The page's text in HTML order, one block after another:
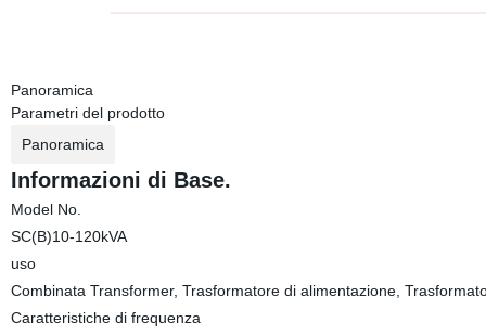
Panoramica
Parametri del prodotto
Panoramica
Informazioni di Base.
Model No.
SC(B)10-120kVA
uso
Combinata Transformer, Trasformatore di alimentazione,
Caratteristiche di frequenza